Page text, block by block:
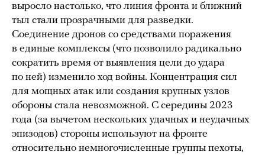
выросло настолько, что линия фронта и ближний
тыл стали прозрачными для разведки.
Соединение дронов со средствами поражения
в единые комплексы (что позволило радикально
сократить время от выявления цели до удара
по ней) изменило ход войны. Концентрация сил
для мощных атак или создания крупных узлов
обороны стала невозможной. С середины 2023
года (за вычетом нескольких удачных и неудачных
эпизодов) стороны используют на фронте
относительно немногочисленные группы пехоты,